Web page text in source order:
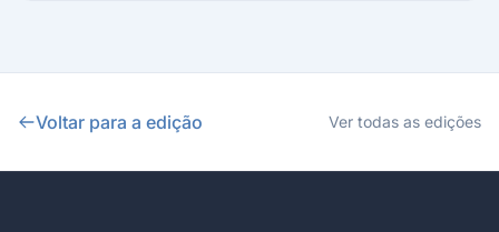
Voltar para a edição Ver todas as edições